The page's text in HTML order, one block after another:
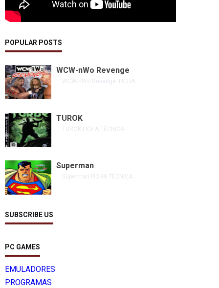
POPULAR POSTS
WCW-nWo Revenge
WCW-nWo Revenge FICHA ...
TUROK
TUROK FICHA TÉCNICA ...
Superman
Superman FICHA TÉCNICA ...
SUBSCRIBE US
PC GAMES
EMULADORES
PROGRAMAS